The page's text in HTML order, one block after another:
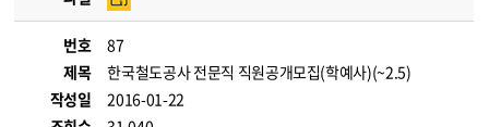
번호
87
제목
한국철도공사 전문직 직원공개모집(학예사)(~2.5)
작성일
2016-01-22